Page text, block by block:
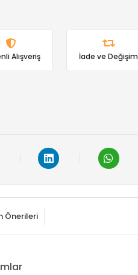
Alışveriş İade ve Değişim
Önerileri